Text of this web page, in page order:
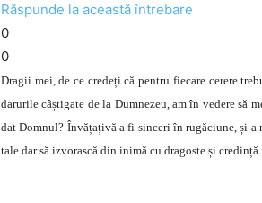
Răspunde la această întrebare
0
0
Dragii mei, de ce credeți că pentru fiecare cerere
darurile câștigate de la Dumnezeu, am în vedere să
dat Domnul? Învățațivă a fi sinceri în rugăciune, și
tale dar să izvorască din inimă cu dragoste și